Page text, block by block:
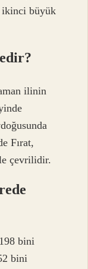
ikinci büyük
ilinin
Fırat,
çevrilidir.
bini
bini